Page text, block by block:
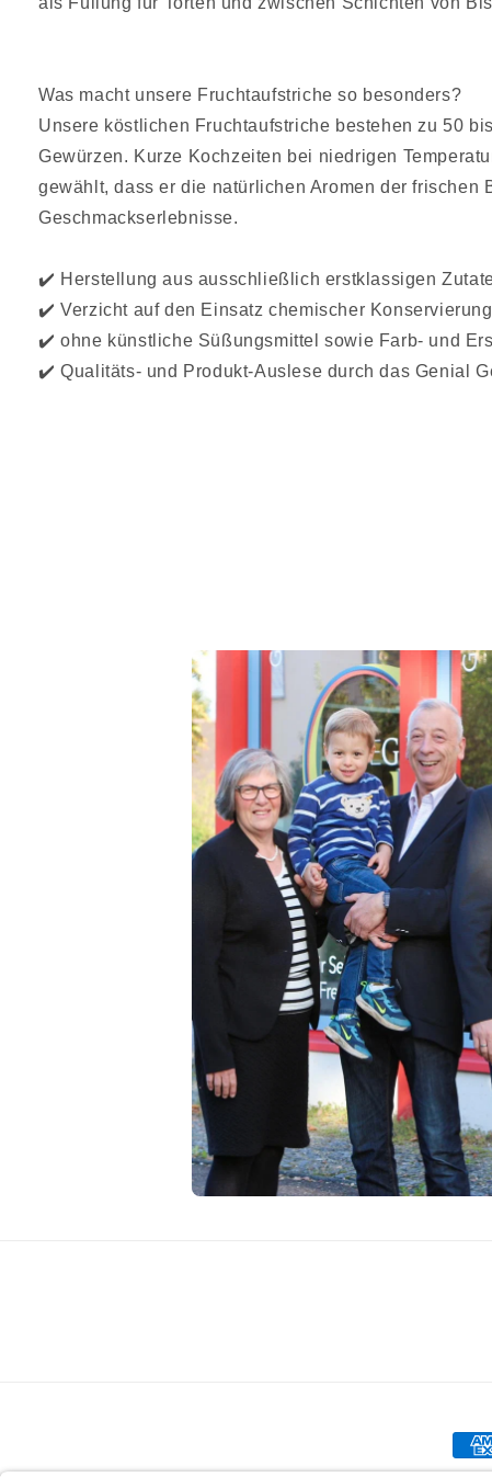
Was macht unsere Fruchtaufstriche so besonders?
Unsere köstlichen Fruchtaufstriche bestehen zu 50
Gewürzen. Kurze Kochzeiten bei niedrigen
gewählt, dass er die natürlichen Aromen der frischen
Geschmackserlebnisse.
✔️ Herstellung aus ausschließlich erstklassigen
✔️ Verzicht auf den Einsatz chemischer
✔️ ohne künstliche Süßungsmittel sowie Farb- und
✔️ Qualitäts- und Produkt-Auslese durch das Genial